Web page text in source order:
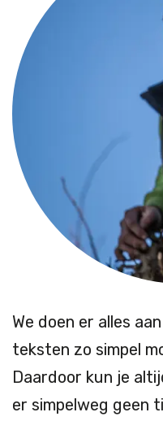
We doen er alles
teksten zo simpel
Daardoor kun je
er simpelweg geen